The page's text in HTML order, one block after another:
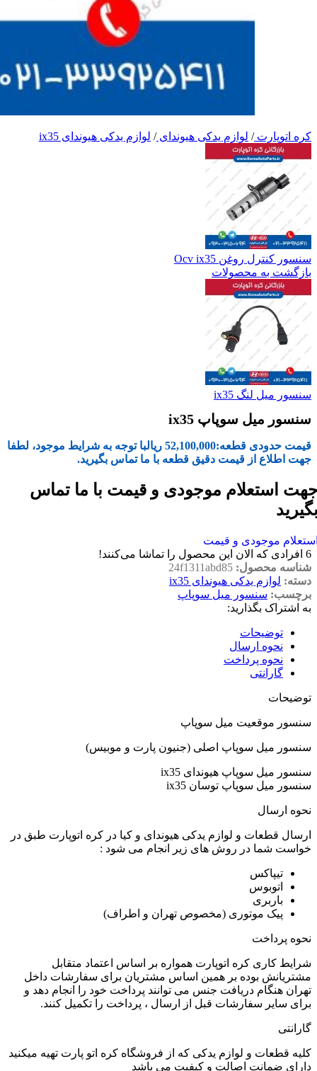
کره اتوپارت/ لوازم یدکی هیوندای/ لوازم یدکی هیوندای ix35
سنسور کنترل روغن Ocv ix35
بازگشت به محصولات
سنسور میل لنگ ix35
سنسور میل سوپاپ ix35
قیمت حدودی قطعه:52,100,000 ریالبا توجه به شرایط موجود، لطفا
جهت اطلاع از قیمت دقیق قطعه با ما تماس بگیرید.
استعلام موجودی و قیمت با ما تماس
موجودی و قیمت
6 افرادی که الان این محصول را تماشا می‌کنند!
شناسه محصول: 24f1311abd85
دسته: لوازم یدکی هیوندای ix35
برچسب: سنسور میل سوپاپ
به اشتراک بگذارید:
توضیحات
نحوه ارسال
نحوه پرداخت
گارانتی
توضیحات
سنسور موقعیت میل سوپاپ
سنسور میل سوپاپ اصلی (جنیون پارت و موبیس)
سنسور میل سوپاپ هیوندای ix35
سنسور میل سوپاپ توسان ix35
نحوه ارسال
ارسال قطعات و لوازم یدکی هیوندای و کیا در کره اتوپارت طبق در
خواست شما در روش های زیر انجام می شود :
تیپاکس
اتوبوس
باربری
پیک موتوری (مخصوص تهران و اطراف)
نحوه پرداخت
شرایط کاری کره اتوپارت همواره بر اساس اعتماد متقابل
مشتریانش بوده بر همین اساس مشتریان برای سفارشات داخل
تهران هنگام دریافت جنس می توانند پرداخت خود را انجام دهد و
برای سایر سفارشات قبل از ارسال ، پرداخت را تکمیل کنند.
گارانتی
کلیه قطعات و لوازم یدکی که از فروشگاه کره اتو پارت تهیه میکنید
دارای ضمانت اصالت و کیفیت می باشد